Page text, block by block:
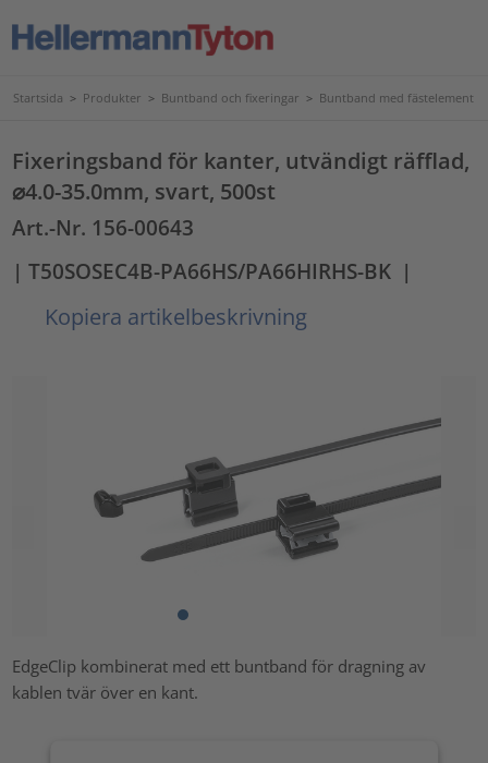
Startsida > Produkter > Buntband och fixeringar > Buntband med fästelement
Fixeringsband för kanter, utvändigt räfflad,
⌀4.0-35.0mm, svart, 500st
Art.-Nr. 156-00643
| T50SOSEC4B-PA66HS/PA66HIRHS-BK |
Kopiera artikelbeskrivning
EdgeClip kombinerat med ett buntband för dragning av
kablen tvär över en kant.